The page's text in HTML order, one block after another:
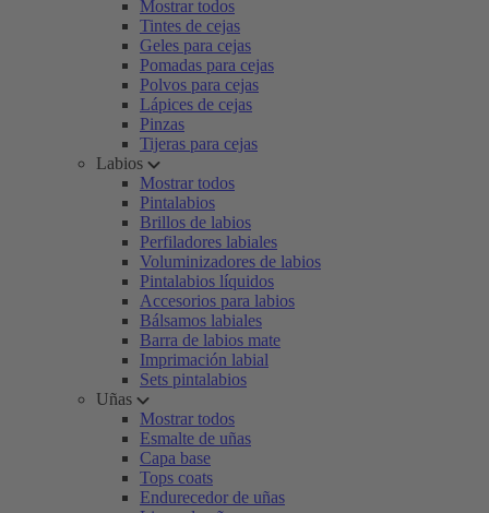
Mostrar todos
Tintes de cejas
Geles para cejas
Pomadas para cejas
Polvos para cejas
Lápices de cejas
Pinzas
Tijeras para cejas
Labios
Mostrar todos
Pintalabios
Brillos de labios
Perfiladores labiales
Voluminizadores de labios
Pintalabios líquidos
Accesorios para labios
Bálsamos labiales
Barra de labios mate
Imprimación labial
Sets pintalabios
Uñas
Mostrar todos
Esmalte de uñas
Capa base
Tops coats
Endurecedor de uñas